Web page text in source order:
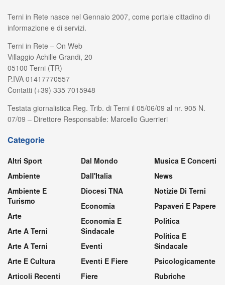
Terni in Rete nasce nel Gennaio 2007, come portale cittadino di
informazione e di servizi.
Terni in Rete – On Web
Villaggio Achille Grandi, 20
05100 Terni (TR)
P.IVA 01417770557
Contatti (+39) 335 7015948
Testata giornalistica Reg. Trib. di Terni il 05/06/09 al nr. 905 N.
07/09 – Direttore Responsabile: Marcello Guerrieri
Categorie
Altri Sport
Ambiente
Ambiente E
Turismo
Arte
Arte A Terni
Arte A Terni
Arte E Cultura
Articoli Recenti
Dal Mondo
Dall'Italia
Diocesi TNA
Economia
Economia E
Sindacale
Eventi
Eventi E Fiere
Fiere
Musica E Concerti
News
Notizie Di Terni
Papaveri E Papere
Politica
Politica E
Sindacale
Psicologicamente
Rubriche